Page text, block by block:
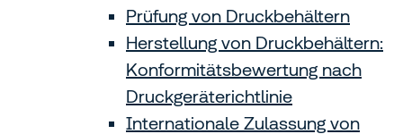
Prüfung von Druckbehältern
Herstellung von Druckbehältern:
Konformitätsbewertung nach
Druckgeräterichtlinie
Internationale Zulassung von